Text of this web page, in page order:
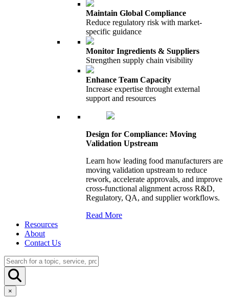
Maintain Global Compliance
Reduce regulatory risk with market-
specific guidance
Monitor Ingredients & Suppliers
Strengthen supply chain visibility
Enhance Team Capacity
Increase expertise throught external
support and resources
Design for Compliance: Moving
Validation Upstream
Learn how leading food manufacturers are
moving validation upstream to reduce
rework, accelerate approvals, and improve
cross-functional alignment across R&D,
Regulatory, QA, and supplier workflows.
Read More
Resources
About
Contact Us
×